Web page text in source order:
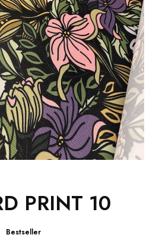
PRINT 10
Bestseller